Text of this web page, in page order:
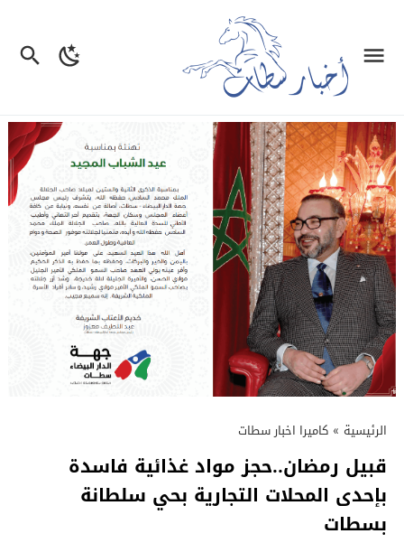
الرئيسية » كاميرا اخبار سطات
قبيل رمضان..حجز مواد غذائية فاسدة
بإحدى المحلات التجارية بحي سلطانة
بسطات